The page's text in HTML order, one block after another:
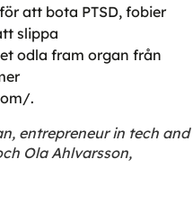
att bota PTSD, fobier
slippa
odla fram organ från
.
entrepreneur in tech and
Ola Ahlvarsson,